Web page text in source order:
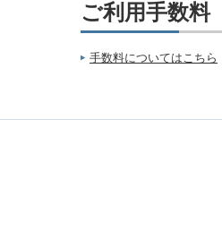
ご利用手数料
手数料についてはこちら